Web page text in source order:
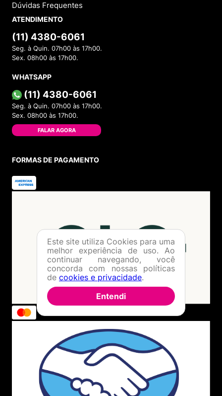
Dúvidas Frequentes
ATENDIMENTO
(11) 4380-6061
Seg. à Quin. 07h00 às 17h00.
Sex. 08h00 às 17h00.
WHATSAPP
(11) 4380-6061
Seg. à Quin. 07h00 às 17h00.
Sex. 08h00 às 17h00.
FALAR AGORA
FORMAS DE PAGAMENTO
Este site utiliza Cookies para uma
melhor experiência de uso. Ao
continuar navegando, você
concorda com nossas políticas
de cookies e privacidade.
Entendi